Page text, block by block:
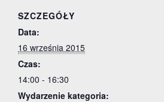
SZCZEGÓŁY
Data:
16 września 2015
Czas:
14:00 - 16:30
Wydarzenie kategoria: